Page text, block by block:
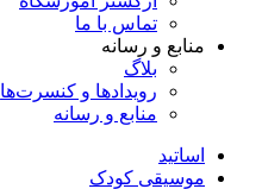
تماس با ما
منابع و رسانه
بلاگ
رویدادها و کنسرت‌ها
منابع و رسانه
اساتید
موسیقی کودک